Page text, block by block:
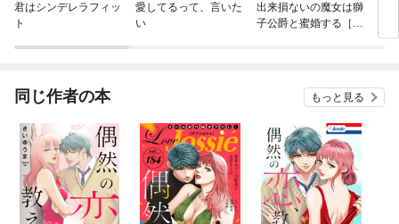
君はシンデレラフィッ
ト
愛してるって、言いた
い
出来損ないの魔女は獅
子公爵と蜜婚する［ば
は
同じ作者の本 もっと見る